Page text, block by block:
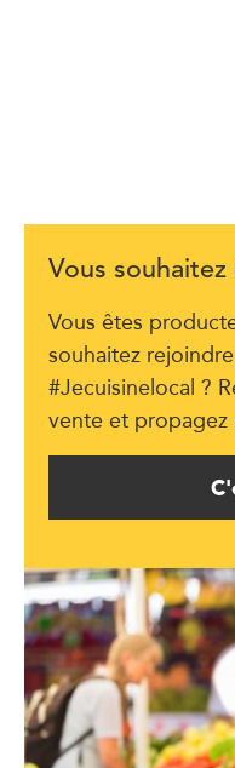
Vous souhaitez
Vous êtes
souhaitez
#Jecuisinelocal ?
vente et propagez